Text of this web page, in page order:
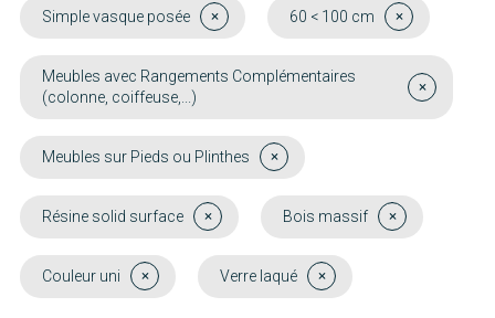
Simple vasque posée 60 < 100 cm
Meubles avec Rangements Complémentaires
(colonne, coiffeuse,...)
Meubles sur Pieds ou Plinthes
Résine solid surface Bois massif
Couleur uni Verre laqué